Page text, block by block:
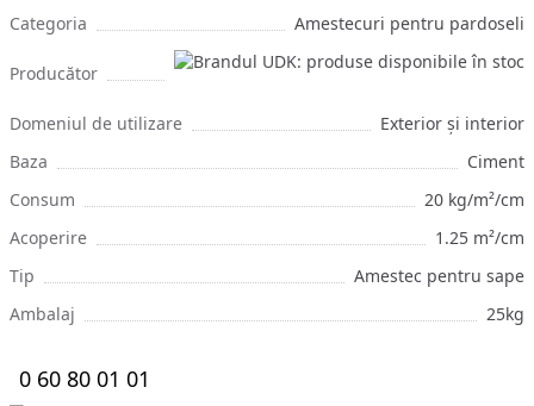
Categoria Amestecuri pentru pardoseli
Producător
Domeniul de utilizare
Exterior și interior
Baza
Ciment
Consum
20 kg/m²/cm
Acoperire
1.25 m²/cm
Tip
Amestec pentru sape
Ambalaj
25kg
0 60 80 01 01